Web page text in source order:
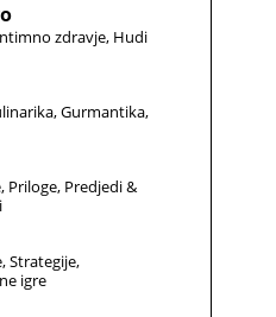
zdravje Hudi
Gurmantika
Priloge Predjedi &
Strategije
igre